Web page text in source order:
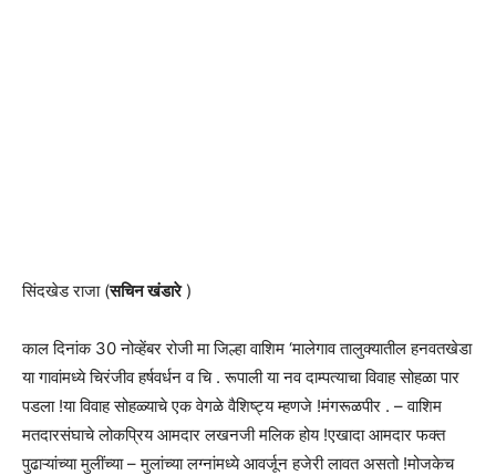
सिंदखेड राजा (सचिन खंडारे)
काल दिनांक 30 नोव्हेंबर रोजी मा जिल्हा वाशिम ‘मालेगाव तालुक्यातील हनवतखेडा
या गावांमध्ये चिरंजीव हर्षवर्धन व चि . रूपाली या नव दाम्पत्याचा विवाह सोहळा पार
पडला !या विवाह सोहळ्याचे एक वेगळे वैशिष्ट्य म्हणजे !मंगरूळपीर . – वाशिम
मतदारसंघाचे लोकप्रिय आमदार लखनजी मलिक होय !एखादा आमदार फक्त
पुढाऱ्यांच्या मुलींच्या – मुलांच्या लग्नांमध्ये आवर्जून हजेरी लावत असतो !मोजकेच